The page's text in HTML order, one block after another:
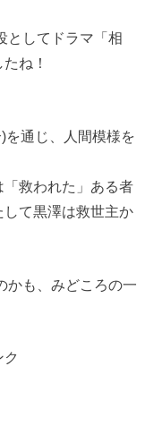
としてドラマ「相
ね！
を通じ、人間模様を
救われた」ある者
て黒澤は救世主か
かも、みどころの一